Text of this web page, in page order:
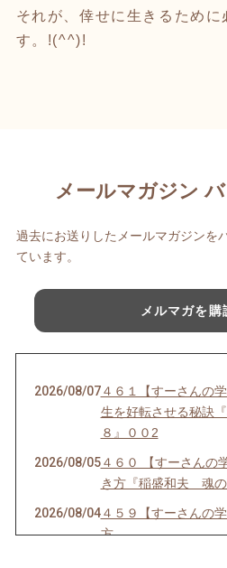
それが、倖せに生きるために
す。!(^^)!
メールマガジン
過去にお送りしたメールマガジンを
ています。
メルマガを購
2026/08/07４６１【すーさんの
生を好転させる秘訣
８』００2
2026/08/05４６０ 【すーさんの
き方『稲盛和夫 魂の
2026/08/04４５９【すーさんの
方